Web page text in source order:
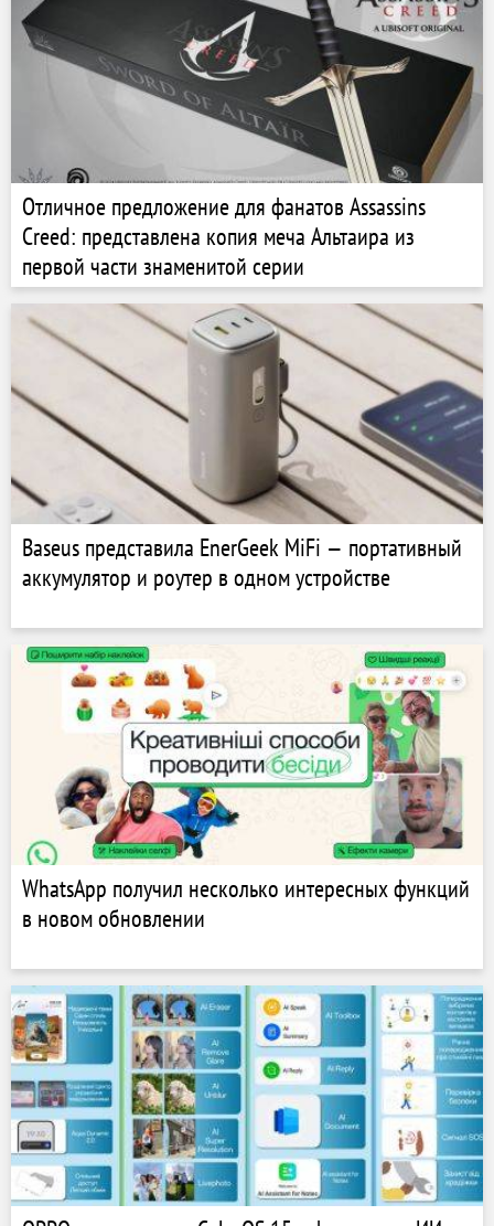
Отличное предложение для фанатов Assassins
Creed: представлена копия меча Альтаира из
первой части знаменитой серии
Baseus представила EnerGeek MiFi — портативный
аккумулятор и роутер в одном устройстве
WhatsApp получил несколько интересных функций
в новом обновлении